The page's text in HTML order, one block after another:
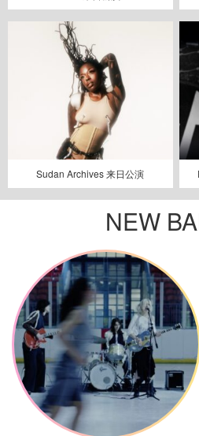
Sudan Archives 来日公演
NEW